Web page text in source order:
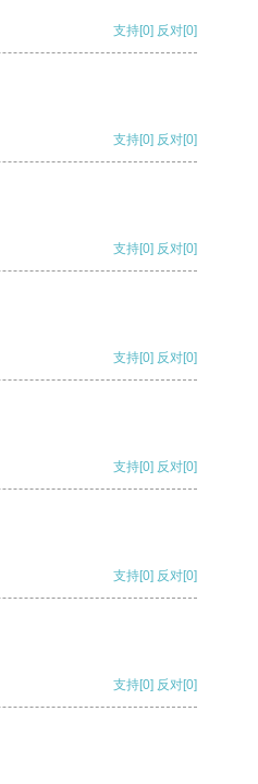
支持[0] 反对[0]
支持[0] 反对[0]
支持[0] 反对[0]
支持[0] 反对[0]
支持[0] 反对[0]
支持[0] 反对[0]
支持[0] 反对[0]